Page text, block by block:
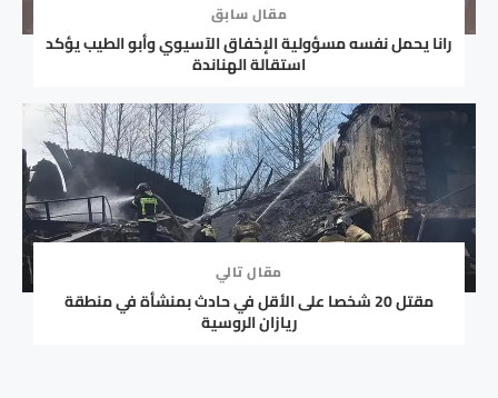
مقال سابق
رانا يحمل نفسه مسؤولية الإخفاق الآسيوي وأبو الطيب يؤكد
استقالة الهناندة
مقال تالي
مقتل 20 شخصا على الأقل في حادث بمنشأة في منطقة
ريازان الروسية